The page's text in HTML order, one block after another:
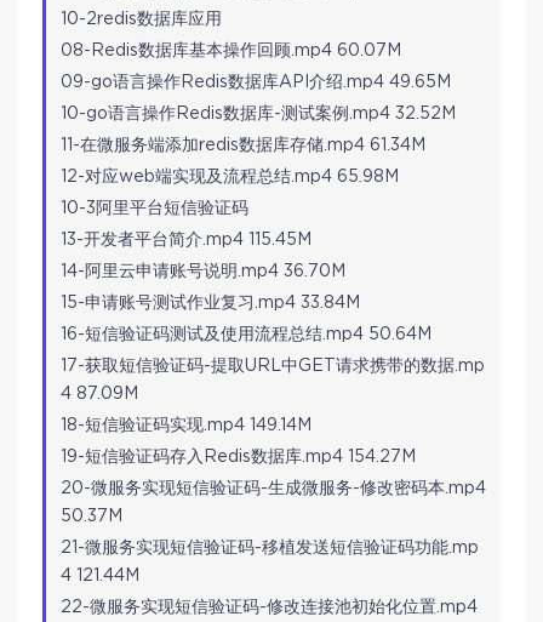
10-2redis数据库应用
08-Redis数据库基本操作回顾.mp4 60.07M
09-go语言操作Redis数据库API介绍.mp4 49.65M
10-go语言操作Redis数据库-测试案例.mp4 32.52M
11-在微服务端添加redis数据库存储.mp4 61.34M
12-对应web端实现及流程总结.mp4 65.98M
10-3阿里平台短信验证码
13-开发者平台简介.mp4 115.45M
14-阿里云申请账号说明.mp4 36.70M
15-申请账号测试作业复习.mp4 33.84M
16-短信验证码测试及使用流程总结.mp4 50.64M
17-获取短信验证码-提取URL中GET请求携带的数据.mp
4 87.09M
18-短信验证码实现.mp4 149.14M
19-短信验证码存入Redis数据库.mp4 154.27M
20-微服务实现短信验证码-生成微服务-修改密码本.mp4
50.37M
21-微服务实现短信验证码-移植发送短信验证码功能.mp
4 121.44M
22-微服务实现短信验证码-修改连接池初始化位置.mp4